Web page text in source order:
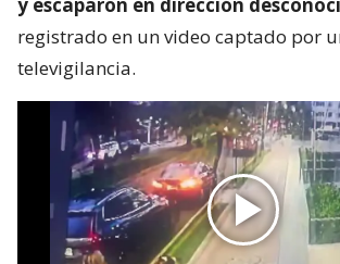
registrado en un video captado por
televigilancia.